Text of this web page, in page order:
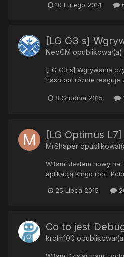
10 Lutego 2014
[LG G3 s]
NeoCM
[LG G3 s] Wgrywanie
flashtool różnie reaguje
8 Grudnia 2015
[LG Optimus
MrShaper
Witam! Jestem nowy na
aplikacją Kingo root.
25 Lipca 2015
Co to jest
krolm100
Witam Dzisiaj mam